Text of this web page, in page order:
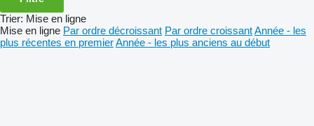
Trier: Mise en ligne
Mise en ligne Par ordre décroissant Par ordre croissantAnnée - les
plus récentes en premierAnnée - les plus anciens au début